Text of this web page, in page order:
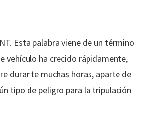
Esta palabra viene de un término
vehículo ha crecido rápidamente,
durante muchas horas, aparte de
tipo de peligro para la tripulación